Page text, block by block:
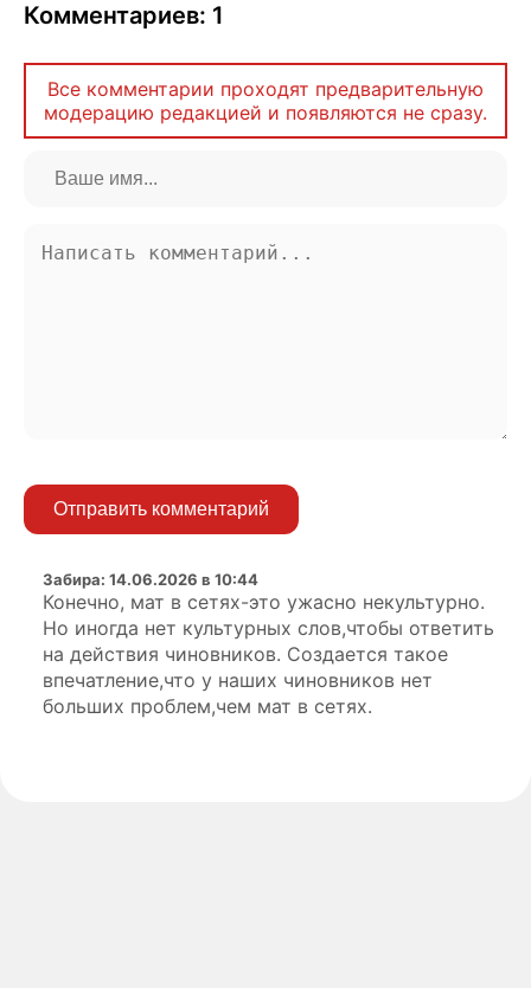
Комментариев: 1
Все комментарии проходят предварительную
модерацию редакцией и появляются не сразу.
Отправить комментарий
Забира: 14.06.2026 в 10:44
Конечно, мат в сетях-это ужасно некультурно.
Но иногда нет культурных слов,чтобы ответить
на действия чиновников. Создается такое
впечатление,что у наших чиновников нет
больших проблем,чем мат в сетях.